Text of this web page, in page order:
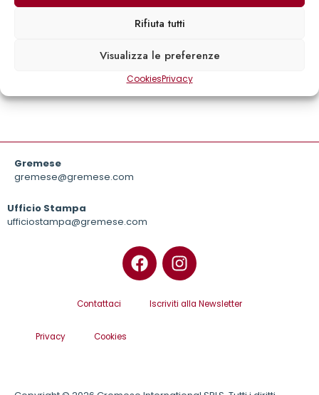
Rifiuta tutti
Visualizza le preferenze
CookiesPrivacy
Thomas Louis,Tommy Ito
Gremese
gremese@gremese.com
Ufficio Stampa
ufficiostampa@gremese.com
Contattaci Iscriviti alla Newsletter
Privacy Cookies